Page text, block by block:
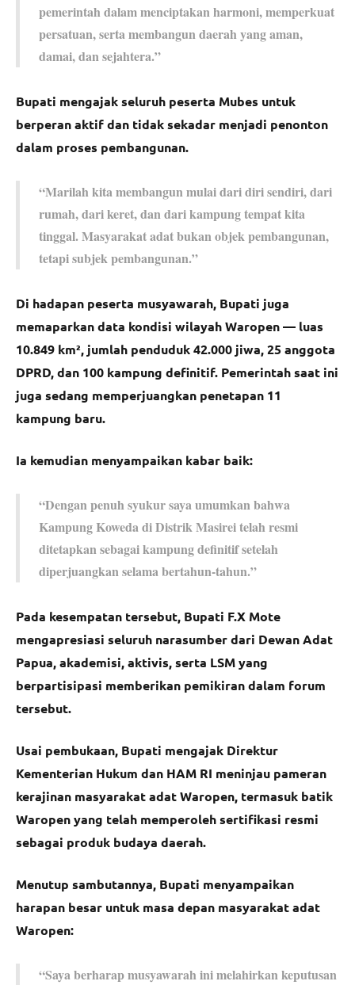
pemerintah dalam menciptakan harmoni, memperkuat
persatuan, serta membangun daerah yang aman,
damai, dan sejahtera.”
Bupati mengajak seluruh peserta Mubes untuk
berperan aktif dan tidak sekadar menjadi penonton
dalam proses pembangunan.
“Marilah kita membangun mulai dari diri sendiri, dari
rumah, dari keret, dan dari kampung tempat kita
tinggal. Masyarakat adat bukan objek pembangunan,
tetapi subjek pembangunan.”
Di hadapan peserta musyawarah, Bupati juga
memaparkan data kondisi wilayah Waropen — luas
10.849 km², jumlah penduduk 42.000 jiwa, 25 anggota
DPRD, dan 100 kampung definitif. Pemerintah saat ini
juga sedang memperjuangkan penetapan 11
kampung baru.
Ia kemudian menyampaikan kabar baik:
“Dengan penuh syukur saya umumkan bahwa
Kampung Koweda di Distrik Masirei telah resmi
ditetapkan sebagai kampung definitif setelah
diperjuangkan selama bertahun-tahun.”
Pada kesempatan tersebut, Bupati F.X Mote
mengapresiasi seluruh narasumber dari Dewan Adat
Papua, akademisi, aktivis, serta LSM yang
berpartisipasi memberikan pemikiran dalam forum
tersebut.
Usai pembukaan, Bupati mengajak Direktur
Kementerian Hukum dan HAM RI meninjau pameran
kerajinan masyarakat adat Waropen, termasuk batik
Waropen yang telah memperoleh sertifikasi resmi
sebagai produk budaya daerah.
Menutup sambutannya, Bupati menyampaikan
harapan besar untuk masa depan masyarakat adat
Waropen:
“Saya berharap musyawarah ini melahirkan keputusan